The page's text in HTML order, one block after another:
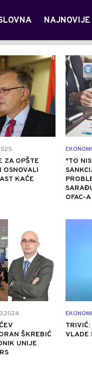
NAJNOVIJE
ZA OPŠTE
OSNOVALI
KAĆE
0
"TO
OFAC-A
ŠKREBIĆ
UNIJE
VLADE